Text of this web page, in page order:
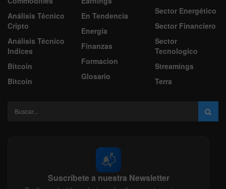
Análisis Técnico
Cripto
Análisis Técnico
Indices
Bitcoin
Bitcoin
En Tendencia
Energía
Finanzas
Formacion
Glosario
Sector Energético
Sector Financiero
Sector
Tecnologico
Streamings
Terra
📬
Suscríbete a nuestra Newsletter